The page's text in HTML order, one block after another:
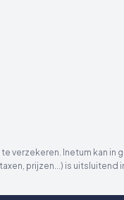
verzekeren. Inetum kan
prijzen...) is